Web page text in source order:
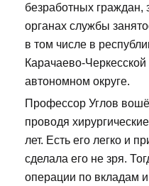
безработных граждан,
органах службы
в том числе в
Карачаево-
автономном округе.
Профессор Углов
проводя
лет. Есть его легко и
сделала его не зря.
операции по вкладам